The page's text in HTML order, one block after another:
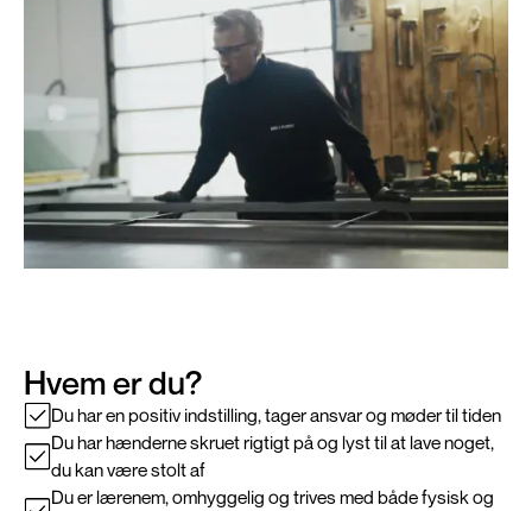
Hvem er du?
Du har en positiv indstilling, tager ansvar og møder til tiden
Du har hænderne skruet rigtigt på og lyst til at lave noget,
du kan være stolt af
Du er lærenem, omhyggelig og trives med både fysisk og